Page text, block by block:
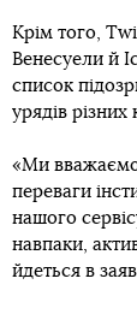
Крім того,
Венесуели й
список
урядів різних
«Ми
переваги
нашого
навпаки,
йдеться в